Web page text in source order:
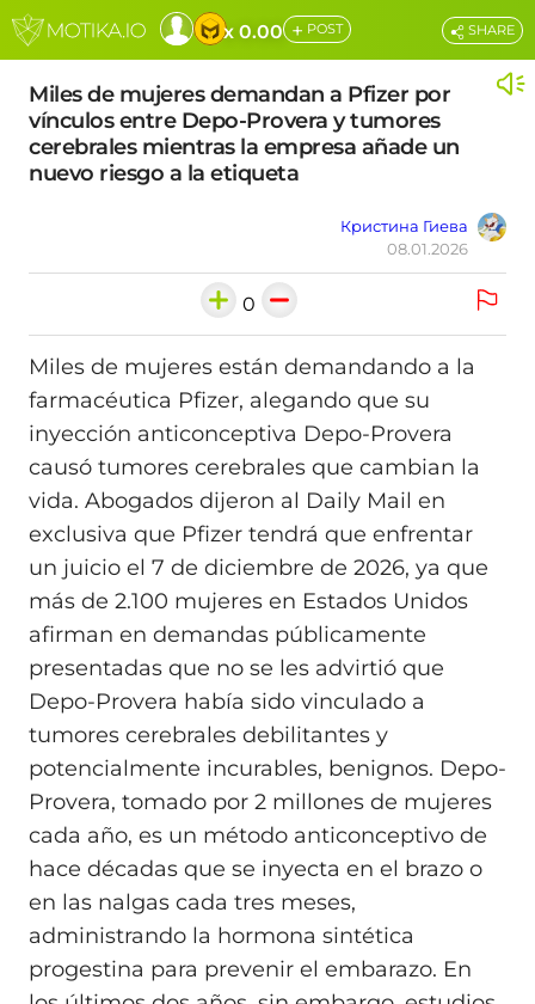
x 0.00 + POST
Miles de mujeres demandan a Pfizer por
vínculos entre Depo-Provera y tumores
cerebrales mientras la empresa añade un
nuevo riesgo a la etiqueta
Кристина Гиева
08.01.2026
SHARE
0
Miles de mujeres están demandando a la
farmacéutica Pfizer, alegando que su
inyección anticonceptiva Depo-Provera
causó tumores cerebrales que cambian la
vida. Abogados dijeron al Daily Mail en
exclusiva que Pfizer tendrá que enfrentar
un juicio el 7 de diciembre de 2026, ya que
más de 2.100 mujeres en Estados Unidos
afirman en demandas públicamente
presentadas que no se les advirtió que
Depo-Provera había sido vinculado a
tumores cerebrales debilitantes y
potencialmente incurables, benignos. Depo-
Provera, tomado por 2 millones de mujeres
cada año, es un método anticonceptivo de
hace décadas que se inyecta en el brazo o
en las nalgas cada tres meses,
administrando la hormona sintética
progestina para prevenir el embarazo. En